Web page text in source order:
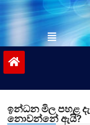
ඉන්ධන මිල පහළ
නොවන්නේ ඇයි?